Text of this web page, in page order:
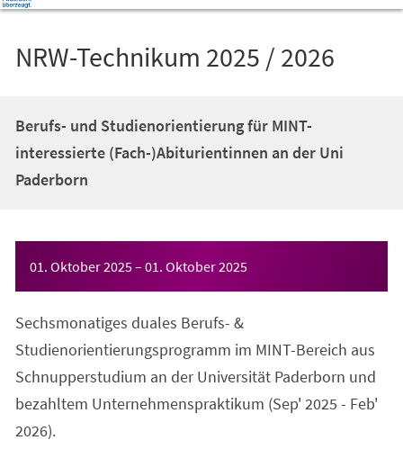
NRW-Technikum 2025 / 2026
Berufs- und Studienorientierung für MINT-
interessierte (Fach-)Abiturientinnen an der Uni
Paderborn
01. Oktober 2025– 01. Oktober 2025
Sechsmonatiges duales Berufs- &
Studienorientierungsprogramm im MINT-Bereich aus
Schnupperstudium an der Universität Paderborn und
bezahltem Unternehmenspraktikum (Sep' 2025 - Feb'
2026).